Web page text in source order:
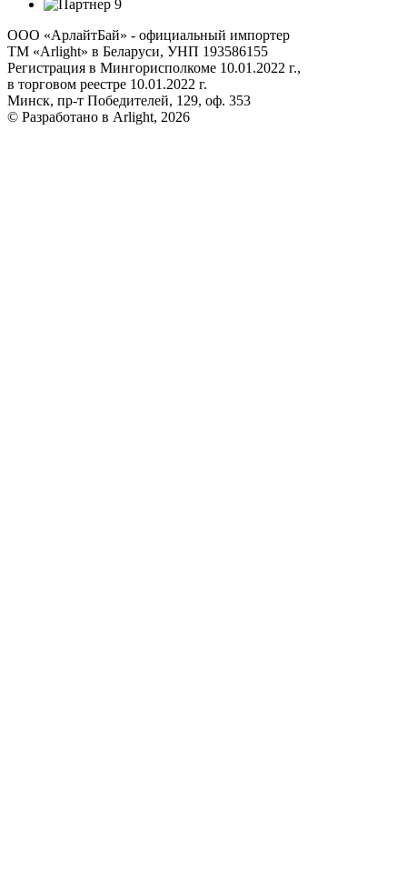
ООО «АрлайтБай» - официальный импортер
ТМ «Arlight» в Беларуси, УНП 193586155
Регистрация в Мингорисполкоме 10.01.2022 г.,
в торговом реестре 10.01.2022 г.
Минск, пр-т Победителей, 129, оф. 353
© Разработано в Arlight, 2026